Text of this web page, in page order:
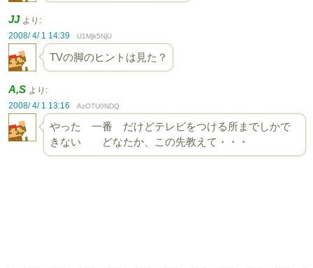
JJ より:
2008/ 4/ 1 14:39
U1Mjk5NjU
TVの脚のヒントは見た？
A,S より:
2008/ 4/ 1 13:16
AzOTU0NDQ
やった 一番 だけどテレビをつける所までしかで
きない どなたか、この先教えて・・・